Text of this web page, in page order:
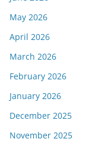
May 2026
April 2026
March 2026
February 2026
January 2026
December 2025
November 2025